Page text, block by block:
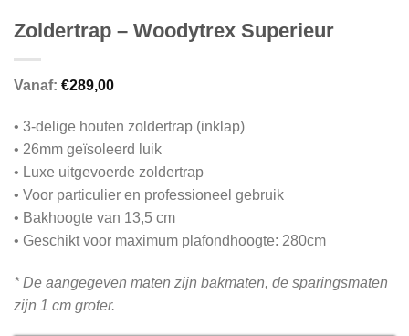
Zoldertrap – Woodytrex Superieur
Vanaf: €289,00
• 3-delige houten zoldertrap (inklap)
• 26mm geïsoleerd luik
• Luxe uitgevoerde zoldertrap
• Voor particulier en professioneel gebruik
• Bakhoogte van 13,5 cm
• Geschikt voor maximum plafondhoogte: 280cm
* De aangegeven maten zijn bakmaten, de sparingsmaten
zijn 1 cm groter.